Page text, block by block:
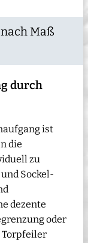
Maß
durch
ist
die
zu
Sockel-
dezente
oder
Torpfeiler